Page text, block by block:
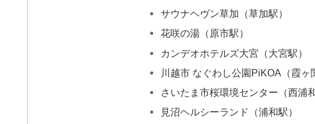
サウナヘヴン草加（草加駅）
花咲の湯（原市駅）
カンデオホテルズ大宮（大宮駅）
川越市 なぐわし公園PiKOA（霞ヶ
さいたま市桜環境センター（西浦和
見沼ヘルシーランド（浦和駅）